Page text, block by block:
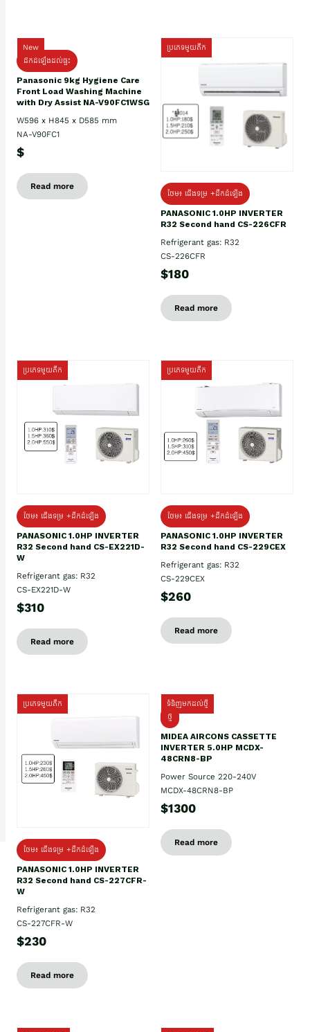
New
ដឹកដំឡើងដល់ផ្ទះ
Panasonic 9kg Hygiene Care
Front Load Washing Machine
with Dry Assist NA-V90FC1WSG
W596 x H845 x D585 mm
NA-V90FC1
$
Read more
ប្រភេទមួយតឹក
ថែម៖ ជើងទម្រ +ដឹកដំឡើង
PANASONIC 1.0HP INVERTER
R32 Second hand CS-226CFR
Refrigerant gas: R32
CS-226CFR
$180
Read more
ប្រភេទមួយតឹក
ថែម៖ ជើងទម្រ +ដឹកដំឡើង
PANASONIC 1.0HP INVERTER
R32 Second hand CS-EX221D-
W
Refrigerant gas: R32
CS-EX221D-W
$310
Read more
ប្រភេទមួយតឹក
ថែម៖ ជើងទម្រ +ដឹកដំឡើង
PANASONIC 1.0HP INVERTER
R32 Second hand CS-229CEX
Refrigerant gas: R32
CS-229CEX
$260
Read more
ប្រភេទមួយតឹក
ថែម៖ ជើងទម្រ +ដឹកដំឡើង
PANASONIC 1.0HP INVERTER
R32 Second hand CS-227CFR-
W
Refrigerant gas: R32
CS-227CFR-W
$230
Read more
ទំនិញមកដល់ថ្មី
ថ្មី
MIDEA AIRCONS CASSETTE
INVERTER 5.0HP MCDX-
48CRN8-BP
Power Source 220-240V
MCDX-48CRN8-BP
$1300
Read more